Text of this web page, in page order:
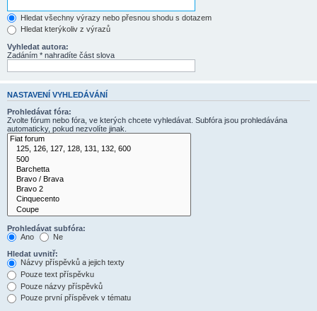
Hledat všechny výrazy nebo přesnou shodu s dotazem
Hledat kterýkoliv z výrazů
Vyhledat autora:
Zadáním * nahradíte část slova
NASTAVENÍ VYHLEDÁVÁNÍ
Prohledávat fóra:
Zvolte fórum nebo fóra, ve kterých chcete vyhledávat. Subfóra jsou prohledávána
automaticky, pokud nezvolíte jinak.
Prohledávat subfóra:
Ano
Ne
Hledat uvnitř:
Názvy příspěvků a jejich texty
Pouze text příspěvku
Pouze názvy příspěvků
Pouze první příspěvek v tématu